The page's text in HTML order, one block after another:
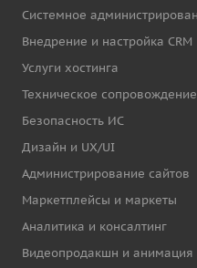
Системное
Внедрение и настройка CRM
Услуги хостинга
Техническое
Безопасность ИС
Дизайн и UX/UI
Администрирование сайтов
Маркетплейсы и маркеты
Аналитика и консалтинг
Видеопродакшн и анимация